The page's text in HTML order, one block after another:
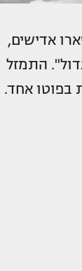
אדישים,
התמזל
בפוטו אחד.